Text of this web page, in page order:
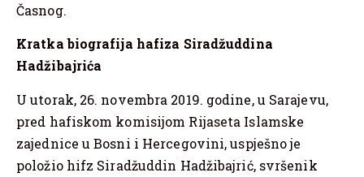
Časnog.
Kratka biografija hafiza Siradžuddina
Hadžibajrića
U utorak, 26. novembra 2019. godine, u Sarajevu,
pred hafiskom komisijom Rijaseta Islamske
zajednice u Bosni i Hercegovini, uspješno je
položio hifz Siradžuddin Hadžibajrić, svršenik